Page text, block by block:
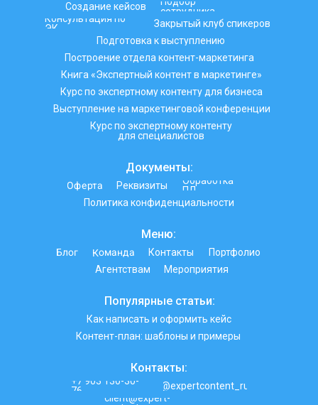
Книга «Экспертный контент в маркетинге»
Построение отдела контент-маркетинга
Курс по экспертному контенту для бизнеса
Курс по экспертному контенту
для специалистов
Выступление на маркетинговой конференции
Создание кейсов
сотрудника
Консультация по
ЭК
Закрытый клуб спикеров
Подготовка к выступлению
Блог Команда Контакты
Портфолио
Агентствам
Мероприятия
Меню:
Оферта Реквизиты
Обработка
ПД
Политика конфиденциальности
Документы:
+7 903 130-30-
76
client@expert-
@expertcontent_ru
Контакты:
Как написать и оформить кейс
Контент-план: шаблоны и примеры
Популярные статьи: